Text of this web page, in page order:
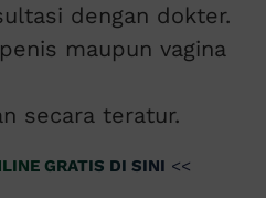
dengan dokter.
maupun vagina
secara teratur.
GRATIS DI SINI <<